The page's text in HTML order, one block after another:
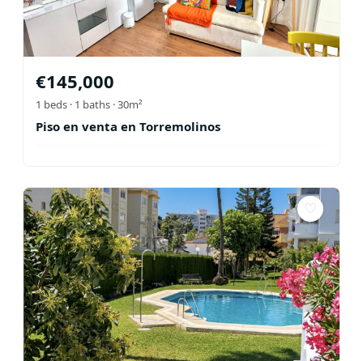
€145,000
1 beds · 1 baths · 30m²
Piso en venta en Torremolinos
♡